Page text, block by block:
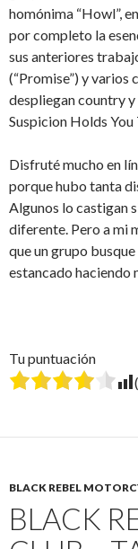
homónima “Howl”,
por completo la
sus anteriores
(“Promise”) y varios
despliegan country
Suspicion Holds You
Disfruté mucho en
porque hubo tanta
Algunos lo castigan
diferente. Pero a mi
que un grupo
estancado haciendo
Tu puntuación
BLACK REBEL
BLACK